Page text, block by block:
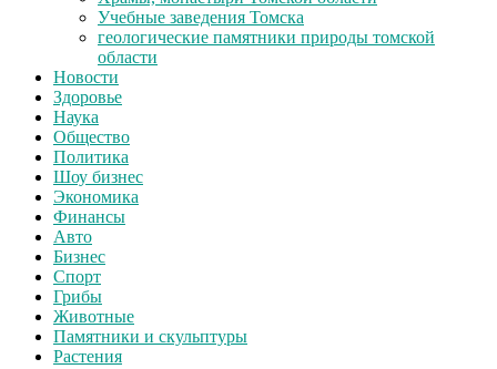
Учебные заведения Томска
геологические памятники природы томской
области
Новости
Здоровье
Наука
Общество
Политика
Шоу бизнес
Экономика
Финансы
Авто
Бизнес
Спорт
Грибы
Животные
Памятники и скульптуры
Растения